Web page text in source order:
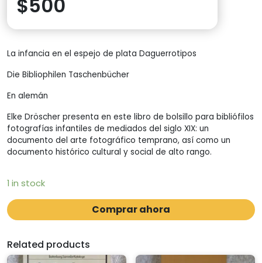
$500
La infancia en el espejo de plata Daguerrotipos
Die Bibliophilen Taschenbücher
En alemán
Elke Dröscher presenta en este libro de bolsillo para bibliófilos
fotografías infantiles de mediados del siglo XIX: un
documento del arte fotográfico temprano, así como un
documento histórico cultural y social de alto rango.
1 in stock
Comprar ahora
Related products